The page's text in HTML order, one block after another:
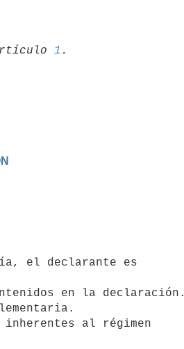
1
el declarante es
en la declaración.
al régimen